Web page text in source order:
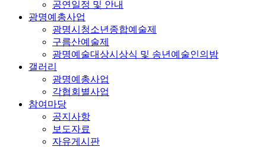
공연일정 및 안내
광명예총사업
광명시청소년종합예술제
구름산예술제
광명예술대상시상식 및 송년예술인의밤
갤러리
광명예총사업
각협회별사업
참여마당
공지사항
보도자료
자유게시판